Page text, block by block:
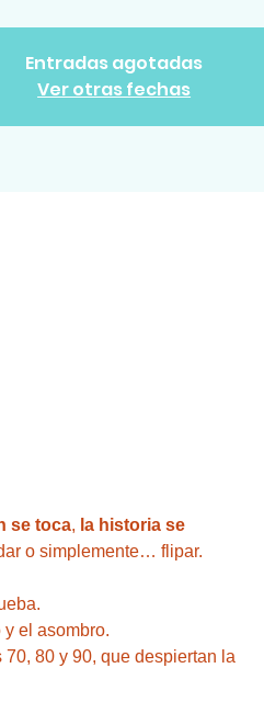
Entradas agotadas
Ver otras fechas
se toca, la historia se
o simplemente… flipar.
el asombro.
80 y 90, que despiertan la